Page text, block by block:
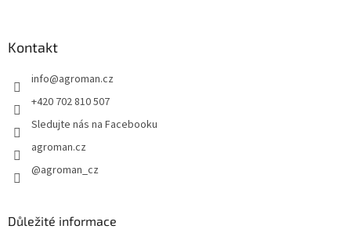
Kontakt
info@agroman.cz
+420 702 810 507
Sledujte nás na Facebooku
agroman.cz
@agroman_cz
Důležité informace